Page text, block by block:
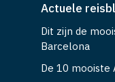
Actuele
Dit zijn de
Barcelona
De 10 mooiste